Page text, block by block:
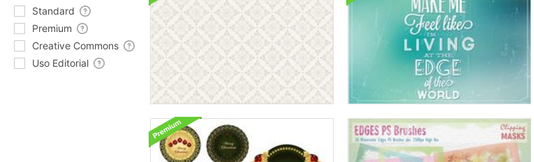
Standard
Premium
Creative Commons
Uso Editorial